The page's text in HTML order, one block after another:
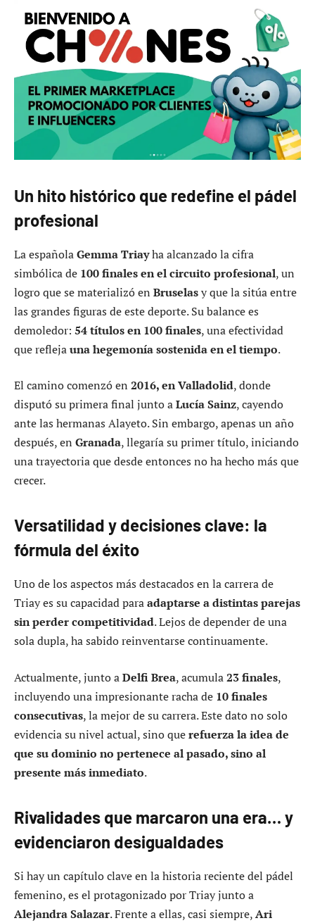
Un hito histórico que redefine el pádel
profesional
La españolaGemma Triayha alcanzado la cifra
simbólica de 100 finales en el circuito profesional, un
logro que se materializó en Bruselasy que la sitúa entre
las grandes figuras de este deporte. Su balance es
demoledor: 54 títulos en 100 finales, una efectividad
que reflejauna hegemonía sostenida en el tiempo.
El camino comenzó en 2016, en Valladolid, donde
disputó su primera final junto aLucía Sainz, cayendo
ante las hermanas Alayeto. Sin embargo, apenas un año
después, en Granada, llegaría su primer título, iniciando
una trayectoria que desde entonces no ha hecho más que
crecer.
Versatilidad y decisiones clave: la
fórmula del éxito
Uno de los aspectos más destacados en la carrera de
Triay es su capacidad paraadaptarse a distintas parejas
sin perder competitividad. Lejos de depender de una
sola dupla, ha sabido reinventarse continuamente.
Actualmente, junto aDelfi Brea, acumula23 finales,
incluyendo una impresionante racha de 10 finales
consecutivas, la mejor de su carrera. Este dato no solo
evidencia su nivel actual, sino querefuerza la idea de
que su dominio no pertenece al pasado, sino al
presente más inmediato.
Rivalidades que marcaron una era… y
evidenciaron desigualdades
Si hay un capítulo clave en la historia reciente del pádel
femenino, es el protagonizado por Triay junto a
Alejandra Salazar. Frente a ellas, casi siempre,Ari